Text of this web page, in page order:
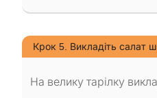
Крок 5. Викладіть
На велику тарілку